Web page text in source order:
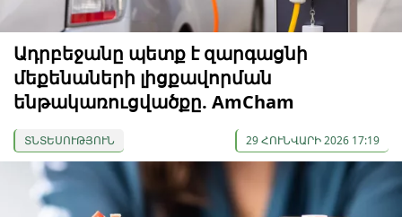
Ադրբեջանը պետք է զարգացնի
մեքենաների լիցքավորման
ենթակառուցվածքը. AmCham
ՏՆՏԵՍՈՒԹՅՈՒՆ 29 ՀՈՒՆՎԱՐԻ 2026 17:19